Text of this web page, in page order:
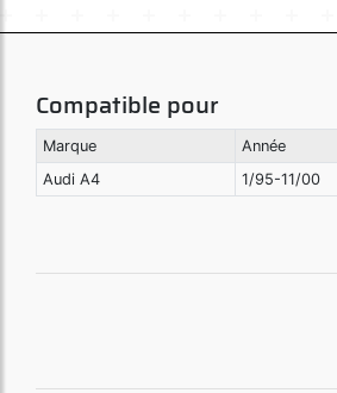
Compatible pour
Marque
Année
Audi A4
1/95-11/00